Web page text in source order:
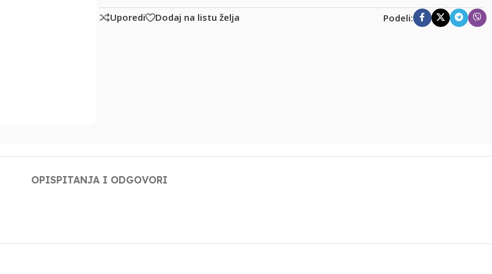
Uporedi Dodaj na listu želja Podeli:
OPISPITANJA I ODGOVORI